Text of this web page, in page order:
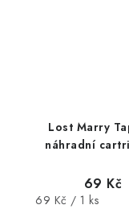
Lost Marry
náhradní
69 Kč
Měrná
69 Kč / 1 ks